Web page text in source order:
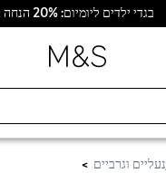
בגדי ילדים ליומיום: 20% הנחה ברכישת 2 פריטים
נעליים וגרביים